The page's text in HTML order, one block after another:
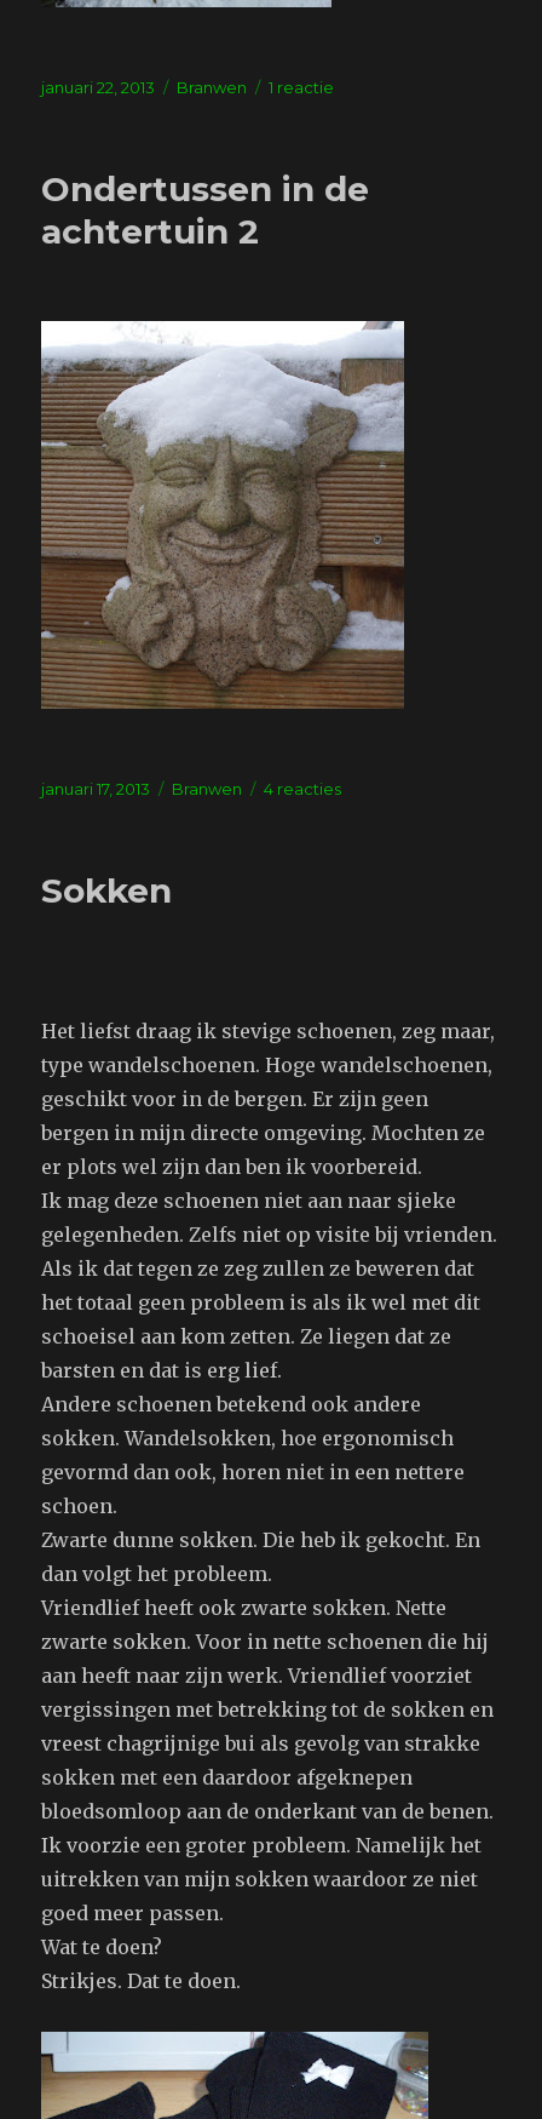
Geplaatst
januari 22, 2013 Tags
Branwen 1 reactie
Ondertussen in de
achtertuin 2
Geplaatst
januari 17, 2013 Tags
Branwen 4 reactiesop
Sokken
Het liefst draag ik stevige schoenen, zeg maar,
type wandelschoenen. Hoge wandelschoenen,
geschikt voor in de bergen. Er zijn geen
bergen in mijn directe omgeving. Mochten ze
er plots wel zijn dan ben ik voorbereid.
Ik mag deze schoenen niet aan naar sjieke
gelegenheden. Zelfs niet op visite bij vrienden.
Als ik dat tegen ze zeg zullen ze beweren dat
het totaal geen probleem is als ik wel met dit
schoeisel aan kom zetten. Ze liegen dat ze
barsten en dat is erg lief.
Andere schoenen betekend ook andere
sokken. Wandelsokken, hoe ergonomisch
gevormd dan ook, horen niet in een nettere
schoen.
Zwarte dunne sokken. Die heb ik gekocht. En
dan volgt het probleem.
Vriendlief heeft ook zwarte sokken. Nette
zwarte sokken. Voor in nette schoenen die hij
aan heeft naar zijn werk. Vriendlief voorziet
vergissingen met betrekking tot de sokken en
vreest chagrijnige bui als gevolg van strakke
sokken met een daardoor afgeknepen
bloedsomloop aan de onderkant van de benen.
Ik voorzie een groter probleem. Namelijk het
uitrekken van mijn sokken waardoor ze niet
goed meer passen.
Wat te doen?
Strikjes. Dat te doen.